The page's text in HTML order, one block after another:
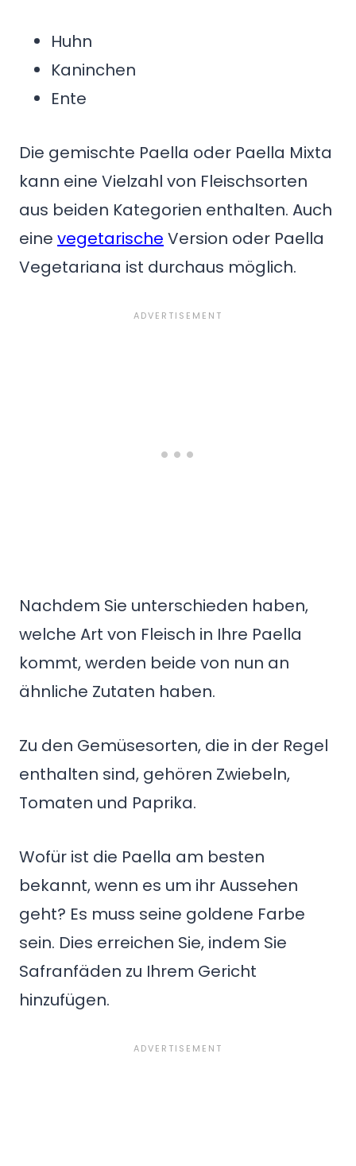
Huhn
Kaninchen
Ente
Die gemischte Paella oder Paella Mixta
kann eine Vielzahl von Fleischsorten
aus beiden Kategorien enthalten. Auch
eine vegetarische Version oder Paella
Vegetariana ist durchaus möglich.
Nachdem Sie unterschieden haben,
welche Art von Fleisch in Ihre Paella
kommt, werden beide von nun an
ähnliche Zutaten haben.
Zu den Gemüsesorten, die in der Regel
enthalten sind, gehören Zwiebeln,
Tomaten und Paprika.
Wofür ist die Paella am besten
bekannt, wenn es um ihr Aussehen
geht? Es muss seine goldene Farbe
sein. Dies erreichen Sie, indem Sie
Safranfäden zu Ihrem Gericht
hinzufügen.